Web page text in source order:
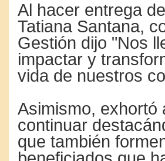
Al hacer entrega
Tatiana Santana,
Gestión dijo "Nos
impactar y
vida de nuestros
Asimismo, exhortó
continuar
que también